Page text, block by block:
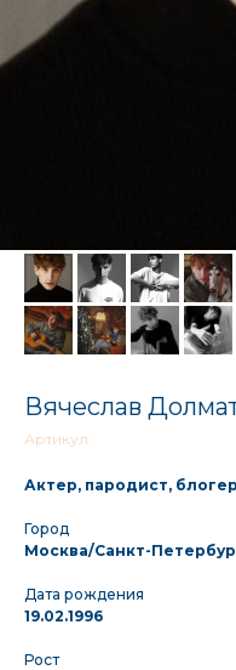
Вячеслав
Артикул:
Актер, пародист, блогер
Город
Москва/Санкт-
Дата рождения
19.02.1996
Рост